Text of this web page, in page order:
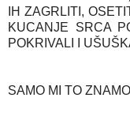
IH ZAGRLITI,
KUCANJE SRCA
POKRIVALI I
SAMO MI TO